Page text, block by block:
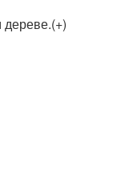
дереве.(+)